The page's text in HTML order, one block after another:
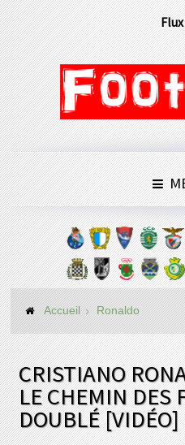
Flux
Accueil Ronaldo
CRISTIANO
LE CHEMIN DES
DOUBLÉ [VIDÉO]